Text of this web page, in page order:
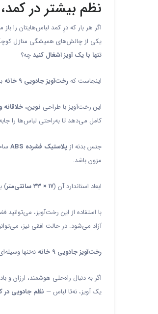
نظم بیشتر در
اگر هر بار که درِ کمد لباس‌هایتان
یکی از چالش‌های همیشگی منازل
تنها با یک آویز اشغال کنیدچه؟
اینجاست کهرخت‌آویز جادویی ۹ خانه
این رخت‌آویز با طراحی نوین، خلاقانه
کامل می‌دهد تا به‌راحتی لباس‌ها را
جنس بدنه ازپلاستیک فشرده ABS
مزون باشد.
ابعاد استاندارد آن (۱۷ × ۳۳ سانتی‌متر )
آزاد می‌شود. در حالت افقی نیز،
رخت‌آویز جادویی ۹ خانه نه‌تنها
اگر به دنبال راه‌حلی هوشمند، ارزان
یک آویز، نه‌تا لباس — نظم جادویی در